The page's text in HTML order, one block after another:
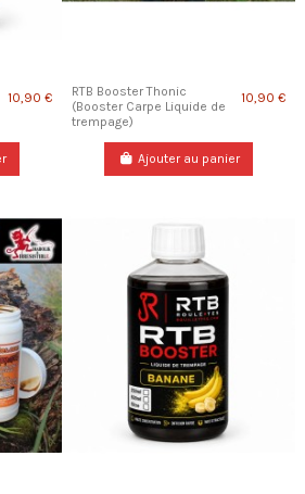
10,90 €
RTB Booster Thonic
(Booster Carpe Liquide de
trempage)
10,90 €
Ajouter au panier